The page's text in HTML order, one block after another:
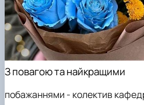
З повагою та найкращими
побажаннями - колектив